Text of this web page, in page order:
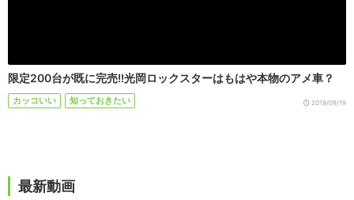
限定200台が既に完売!!光岡ロックスターはもはや本物のアメ車？
カッコいい 知っておきたい 2019/09/19
最新動画